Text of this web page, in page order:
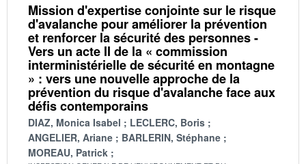
Mission d'expertise conjointe sur le risque
d'avalanche pour améliorer la prévention
et renforcer la sécurité des personnes -
Vers un acte II de la « commission
interministérielle de sécurité en montagne
» : vers une nouvelle approche de la
prévention du risque d'avalanche face aux
défis contemporains
DIAZ, Monica Isabel
LECLERC, Boris
ANGELIER, Ariane
BARLERIN, Stéphane
MOREAU, Patrick